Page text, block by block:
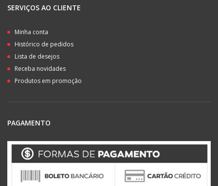
SERVIÇOS AO CLIENTE
Minha conta
Histórico de pedidos
Lista de desejos
Receba novidades
Produtos em promoção
PAGAMENTO